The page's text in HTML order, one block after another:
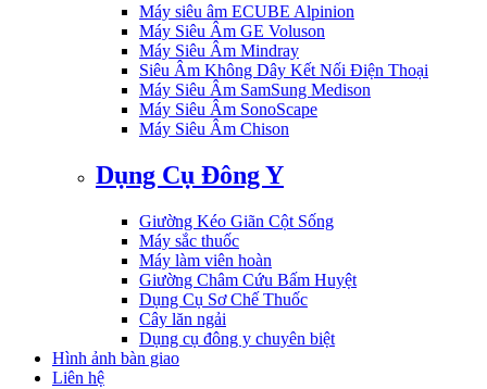
Máy siêu âm ECUBE Alpinion
Máy Siêu Âm GE Voluson
Máy Siêu Âm Mindray
Siêu Âm Không Dây Kết Nối Điện Thoại
Máy Siêu Âm SamSung Medison
Máy Siêu Âm SonoScape
Máy Siêu Âm Chison
Dụng Cụ Đông Y
Giường Kéo Giãn Cột Sống
Máy sắc thuốc
Máy làm viên hoàn
Giường Châm Cứu Bấm Huyệt
Dụng Cụ Sơ Chế Thuốc
Cây lăn ngải
Dụng cụ đông y chuyên biệt
Hình ảnh bàn giao
Liên hệ